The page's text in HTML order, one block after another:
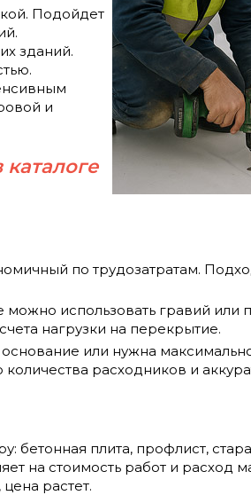
Подойдет
зданий.
и
по трудозатратам.
использовать гравий или
нагрузки на перекрытие.
или нужна
расходников и
плита, профлист,
на стоимость работ и расход
растет.